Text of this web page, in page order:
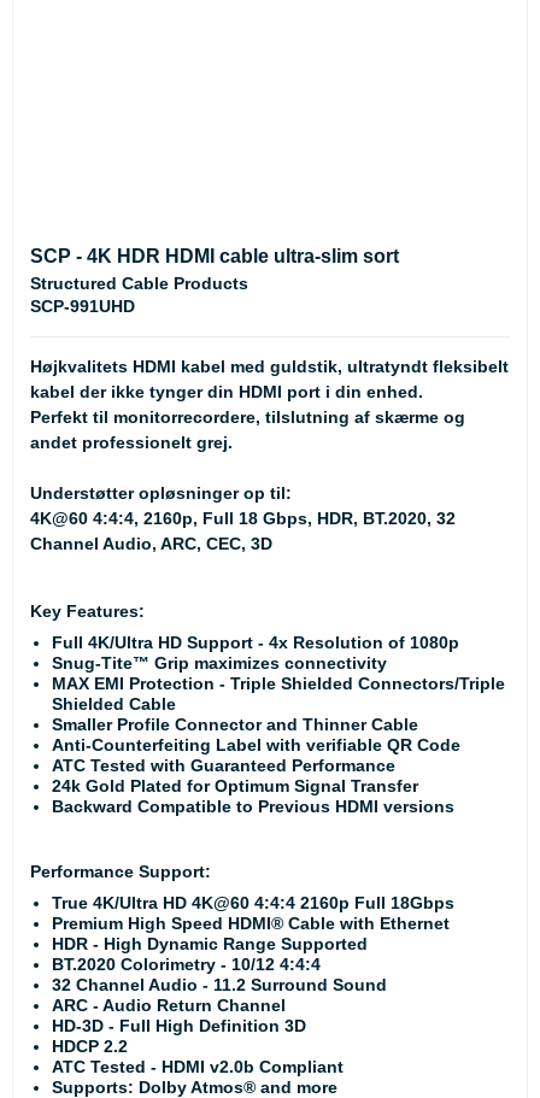
SCP - 4K HDR HDMI cable ultra-slim sort
Structured Cable Products
SCP-991UHD
Højkvalitets HDMI kabel med guldstik, ultratyndt fleksibelt
kabel der ikke tynger din HDMI port i din enhed.
Perfekt til monitorrecordere, tilslutning af skærme og
andet professionelt grej.
Understøtter opløsninger op til:
4K@60 4:4:4, 2160p, Full 18 Gbps, HDR, BT.2020, 32
Channel Audio, ARC, CEC, 3D
Key Features:
Full 4K/Ultra HD Support - 4x Resolution of 1080p
Snug-Tite™ Grip maximizes connectivity
MAX EMI Protection - Triple Shielded Connectors/Triple
Shielded Cable
Smaller Profile Connector and Thinner Cable
Anti-Counterfeiting Label with verifiable QR Code
ATC Tested with Guaranteed Performance
24k Gold Plated for Optimum Signal Transfer
Backward Compatible to Previous HDMI versions
Performance Support:
True 4K/Ultra HD 4K@60 4:4:4 2160p Full 18Gbps
Premium High Speed HDMI® Cable with Ethernet
HDR - High Dynamic Range Supported
BT.2020 Colorimetry - 10/12 4:4:4
32 Channel Audio - 11.2 Surround Sound
ARC - Audio Return Channel
HD-3D - Full High Definition 3D
HDCP 2.2
ATC Tested - HDMI v2.0b Compliant
Supports: Dolby Atmos® and more